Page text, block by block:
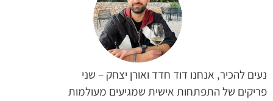
נעים להכיר, אנחנו דוד חדד ואורן יצחק – שני
פריקים של התפתחות אישית שמגיעים מעולמות